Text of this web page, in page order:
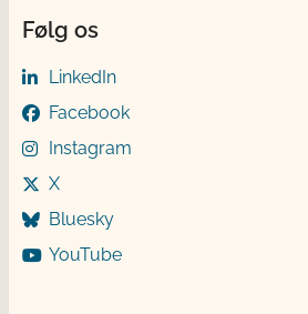
Følg os
LinkedIn
Facebook
Instagram
X
Bluesky
YouTube